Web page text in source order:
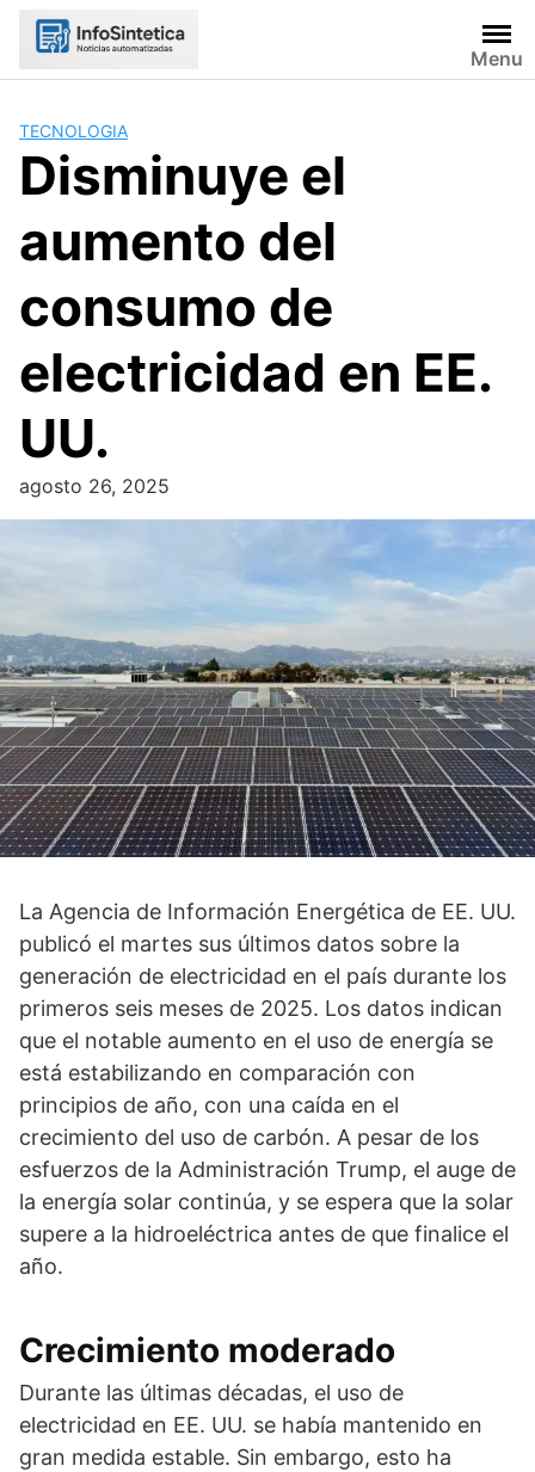
Skip
Menu
TECNOLOGIA
Disminuye el
aumento del
consumo de
electricidad en EE.
UU.
agosto 26, 2025
La Agencia de Información Energética de EE. UU.
publicó el martes sus últimos datos sobre la
generación de electricidad en el país durante los
primeros seis meses de 2025. Los datos indican
que el notable aumento en el uso de energía se
está estabilizando en comparación con
principios de año, con una caída en el
crecimiento del uso de carbón. A pesar de los
esfuerzos de la Administración Trump, el auge de
la energía solar continúa, y se espera que la solar
supere a la hidroeléctrica antes de que finalice el
año.
Crecimiento moderado
Durante las últimas décadas, el uso de
electricidad en EE. UU. se había mantenido en
gran medida estable. Sin embargo, esto ha